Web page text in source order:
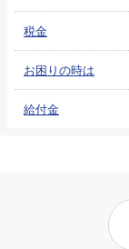
税金
お困りの時は
給付金